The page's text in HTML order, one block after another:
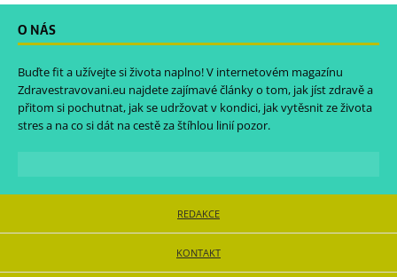
O NÁS
Buďte fit a užívejte si života naplno! V internetovém magazínu
Zdravestravovani.eu najdete zajímavé články o tom, jak jíst zdravě a
přitom si pochutnat, jak se udržovat v kondici, jak vytěsnit ze života
stres a na co si dát na cestě za štíhlou linií pozor.
REDAKCE
KONTAKT